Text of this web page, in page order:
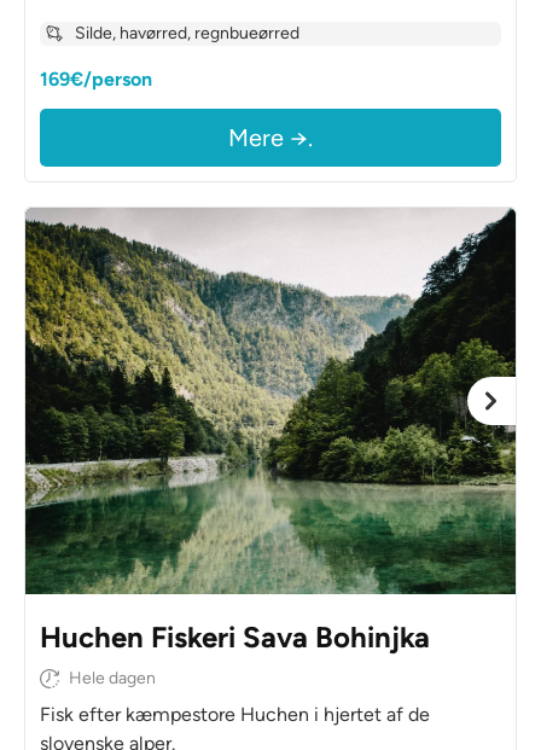
Silde, havørred, regnbueørred
169€/person
Mere →.
Huchen Fiskeri Sava Bohinjka
Hele dagen
Fisk efter kæmpestore Huchen i hjertet af de
slovenske alper.